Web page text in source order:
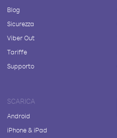
Blog
Sicurezza
Viber Out
Tariffe
Supporto
SCARICA
Android
iPhone & iPad